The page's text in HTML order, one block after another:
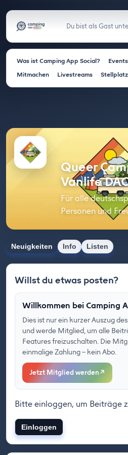
Du bist als Gast
Was ist Camping App Social? Events
Mitmachen
Livestreams
Queer
Vanlife
Für alle
Personen und
Neuigkeiten Info Listen
Willst du etwas posten?
Willkommen bei Camping
Dies ist nur ein kurzer Auszug
und werde Mitglied, um alle
Features freizuschalten. Die
einmalige Zahlung – kein Abo.
Jetzt Mitglied werden ↗
Bitte einloggen, um Beiträge
Einloggen